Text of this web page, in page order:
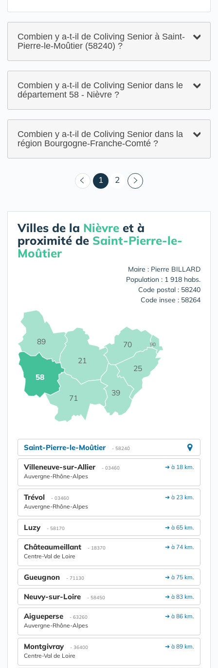
Combien y a-t-il de Coliving Senior à Saint-
Pierre-le-Moûtier (58240) ?
Combien y a-t-il de Coliving Senior dans le
département 58 - Nièvre ?
Combien y a-t-il de Coliving Senior dans la
région Bourgogne-Franche-Comté ?
1 (courant)
2
Villes de la Nièvre et à
proximité de Saint-Pierre-le-
Moûtier
Maire : Pierre BILLARD
Population : 1 918 habs.
Code postal : 58240
Code insee : 58264
21
25
39
58
70
71
89 90
Saint-Pierre-le-Moûtier - 58240
➔ à 18 km.
Villeneuve-sur-Allier - 03460
Auvergne-Rhône-Alpes
➔ à 23 km.
Trévol - 03460
Auvergne-Rhône-Alpes
➔ à 65 km.
Luzy - 58170
➔ à 74 km.
Châteaumeillant - 18370
Centre-Val de Loire
➔ à 75 km.
Gueugnon - 71130
➔ à 83 km.
Neuvy-sur-Loire - 58450
➔ à 86 km.
Aigueperse - 63260
Auvergne-Rhône-Alpes
➔ à 89 km.
Montgivray - 36400
Centre-Val de Loire